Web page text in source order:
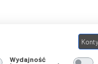
Wydajność